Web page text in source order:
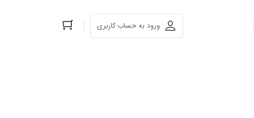
ورود به حساب کاربری